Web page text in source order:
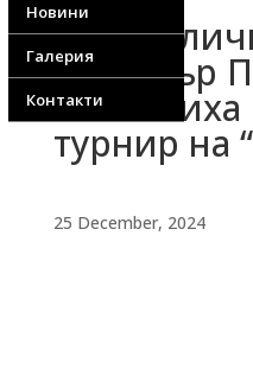
Новини
Галерия
Контакти
Иво
Димитър
турнир на
25 December, 2024